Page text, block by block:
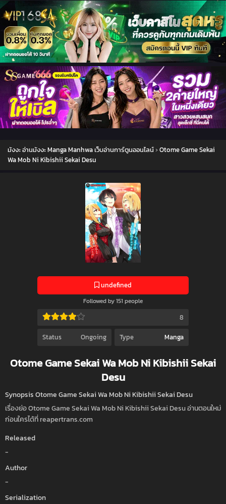
มังงะ อ่านมังงะ Manga Manhwa เว็บอ่านการ์ตูนออนไลน์›Otome Game Sekai
Wa Mob Ni Kibishii Sekai Desu
undefined
Followed by 151 people
8
Status Ongoing Type Manga
Otome Game Sekai Wa Mob Ni Kibishii Sekai
Desu
Synopsis Otome Game Sekai Wa Mob Ni Kibishii Sekai Desu
เรื่องย่อ Otome Game Sekai Wa Mob Ni Kibishii Sekai Desu อ่านตอนใหม่
ก่อนใครได้ที่ reapertrans.com
Released
-
Author
-
Serialization